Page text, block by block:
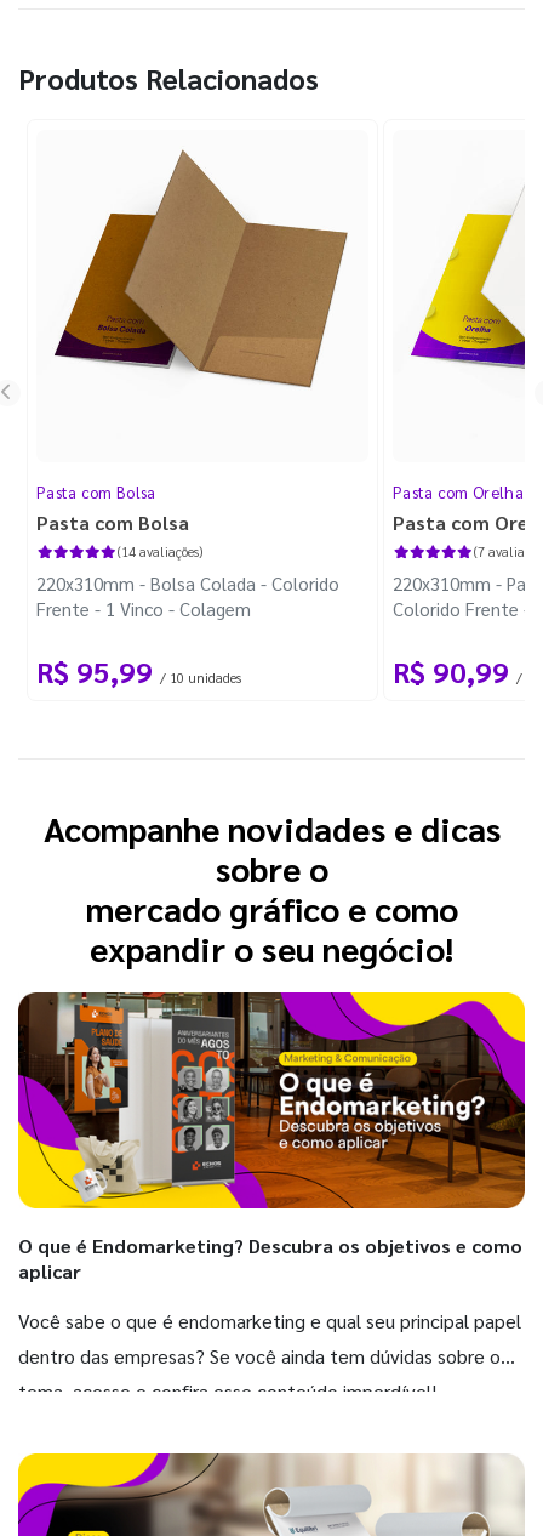
Produtos Relacionados
Pasta com Bolsa
Pasta com Bolsa
(14 avaliações)
220x310mm - Bolsa Colada - Colorido
Frente - 1 Vinco - Colagem
R$ 95,99 / 10 unidades
Pasta com Orelha
Pasta com
(7
220x310mm -
Colorido Frente -
R$ 90,99 / 10
Acompanhe novidades e dicas
sobre o
mercado gráfico e como
expandir o seu negócio!
O que é Endomarketing? Descubra os objetivos e como
aplicar
Você sabe o que é endomarketing e qual seu principal papel
dentro das empresas? Se você ainda tem dúvidas sobre o
tema, acesse e confira esse conteúdo imperdível!